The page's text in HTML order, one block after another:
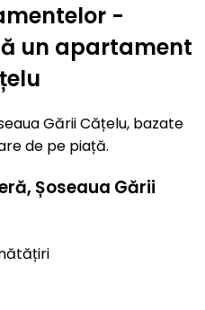
-
un apartament
Gării Cățelu, bazate
de pe piață.
, Șoseaua Gării